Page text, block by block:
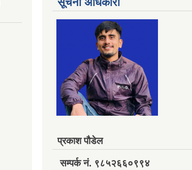
प्रकाश पौडेल
सम्पर्क नं. ९८५२६६०९९४